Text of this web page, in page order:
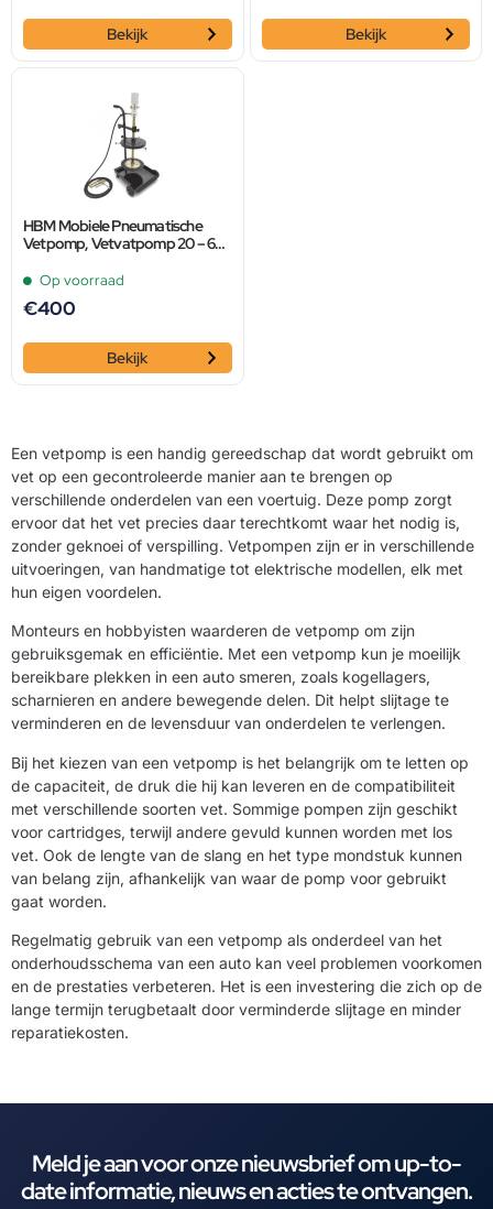
Bekijk Bekijk
HBM Mobiele Pneumatische
Vetpomp, Vetvatpomp 20 – 60
Op voorraad
€400
Bekijk
Een vetpomp is een handig gereedschap dat wordt gebruikt om
vet op een gecontroleerde manier aan te brengen op
verschillende onderdelen van een voertuig. Deze pomp zorgt
ervoor dat het vet precies daar terechtkomt waar het nodig is,
zonder geknoei of verspilling. Vetpompen zijn er in verschillende
uitvoeringen, van handmatige tot elektrische modellen, elk met
hun eigen voordelen.
Monteurs en hobbyisten waarderen de vetpomp om zijn
gebruiksgemak en efficiëntie. Met een vetpomp kun je moeilijk
bereikbare plekken in een auto smeren, zoals kogellagers,
scharnieren en andere bewegende delen. Dit helpt slijtage te
verminderen en de levensduur van onderdelen te verlengen.
Bij het kiezen van een vetpomp is het belangrijk om te letten op
de capaciteit, de druk die hij kan leveren en de compatibiliteit
met verschillende soorten vet. Sommige pompen zijn geschikt
voor cartridges, terwijl andere gevuld kunnen worden met los
vet. Ook de lengte van de slang en het type mondstuk kunnen
van belang zijn, afhankelijk van waar de pomp voor gebruikt
gaat worden.
Regelmatig gebruik van een vetpomp als onderdeel van het
onderhoudsschema van een auto kan veel problemen voorkomen
en de prestaties verbeteren. Het is een investering die zich op de
lange termijn terugbetaalt door verminderde slijtage en minder
reparatiekosten.
Meld je aan voor onze nieuwsbrief om up-to-
date informatie, nieuws en acties te ontvangen.